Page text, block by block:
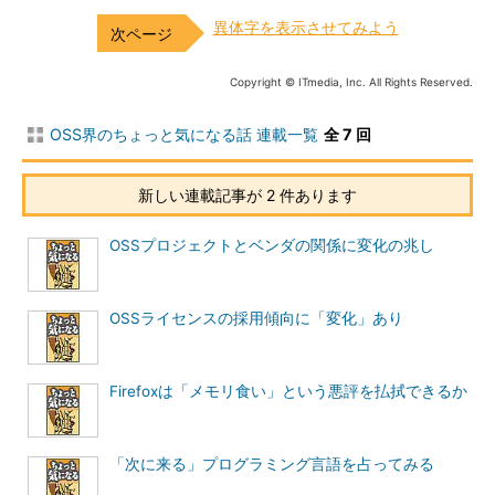
異体字を表示させてみよう
Copyright © ITmedia, Inc. All Rights Reserved.
OSS界のちょっと気になる話 連載一覧 全 7 回
新しい連載記事が 2 件あります
OSSプロジェクトとベンダの関係に変化の兆し
OSSライセンスの採用傾向に「変化」あり
Firefoxは「メモリ食い」という悪評を払拭できるか
「次に来る」プログラミング言語を占ってみる